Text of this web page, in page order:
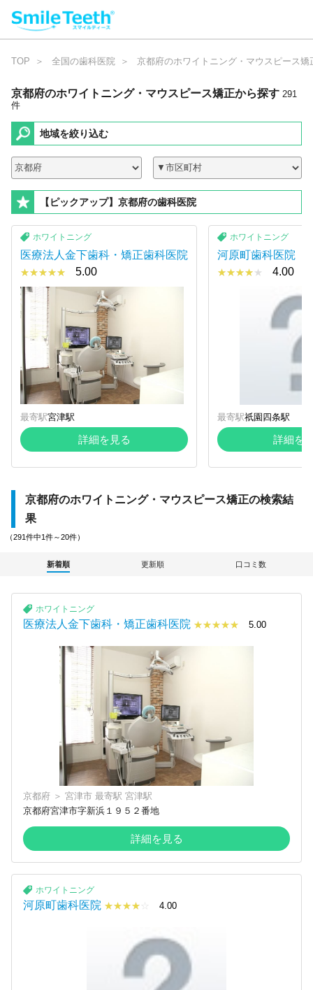
TOP 全国の歯科医院 京都府のホワイトニング・マウスピース矯
京都府のホワイトニング・マウスピース矯正から探す 291
件
地域を絞り込む
【ピックアップ】京都府の歯科医院
ホワイトニング
医療法人金下歯科・矯正歯科医院
★★★★★
★★★★★ 5.00
最寄駅宮津駅
詳細を見る
ホワイトニング
河原町歯科医院
★★★★★
★★★★ 4.00
最寄駅祇園四条駅
詳細を
京都府のホワイトニング・マウスピース矯正の検索結
果
（291件中1件～20件）
新着順 更新順 口コミ数
ホワイトニング
医療法人金下歯科・矯正歯科医院 ☆☆☆☆☆
★★★★★ 5.00
京都府 ＞ 宮津市 最寄駅 宮津駅
京都府宮津市字新浜１９５２番地
詳細を見る
ホワイトニング
河原町歯科医院 ☆☆☆☆☆
★★★★ 4.00